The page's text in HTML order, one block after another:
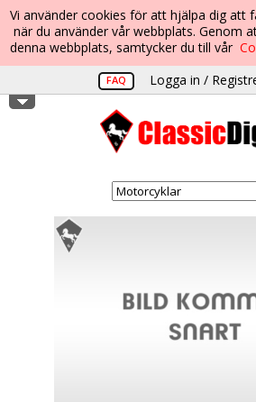
Vi använder cookies för att hjälpa dig att
när du använder vår webbplats. Genom
denna webbplats, samtycker du till vår
FAQ Logga in /